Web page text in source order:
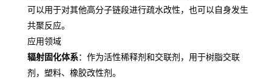
可以用于对其他高分子链段进行疏水改性，也可以自身发生
共聚反应。
应用领域
辐射固化体系：作为活性稀释剂和交联剂，用于树脂交联
剂，塑料、橡胶改性剂。